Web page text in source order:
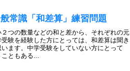
常識「和差算」練習問題
つの数量などの和と差から、それぞれの元
験を経験した方にとっては、和差算は聞き
ます。中学受験をしていない方にとって
ともある...